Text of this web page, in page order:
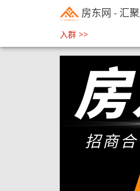
房东网 - 汇
入群 >>